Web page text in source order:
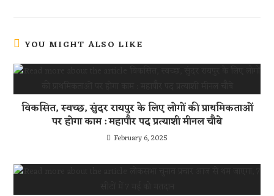
YOU MIGHT ALSO LIKE
विकसित, स्वच्छ, सुंदर रायपुर के लिए लोगों की प्राथमिकताओं
पर होगा काम : महापौर पद प्रत्याशी मीनल चौबे
February 6, 2025